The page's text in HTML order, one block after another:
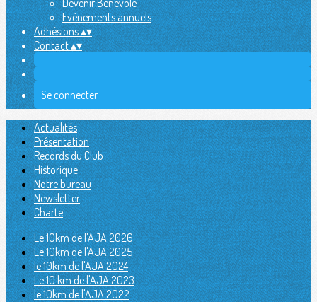
Devenir Bénévole
Evènements annuels
Adhésions▴▾
Contact▴▾
Se connecter
Actualités
Présentation
Records du Club
Historique
Notre bureau
Newsletter
Charte
Le 10km de l'AJA 2026
Le 10km de l'AJA 2025
le 10km de l'AJA 2024
Le 10 km de l'AJA 2023
le 10km de l'AJA 2022